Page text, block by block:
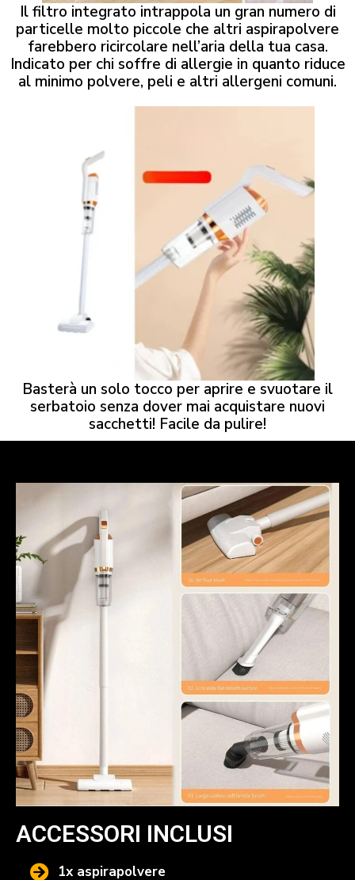
Il filtro integrato intrappola un gran numero di
particelle molto piccole che altri aspirapolvere
farebbero ricircolare nell’aria della tua casa.
Indicato per chi soffre di allergie in quanto riduce
al minimo polvere, peli e altri allergeni comuni.
Basterà un solo tocco per aprire e svuotare il
serbatoio senza dover mai acquistare nuovi
sacchetti! Facile da pulire!
ACCESSORI INCLUSI
1x aspirapolvere